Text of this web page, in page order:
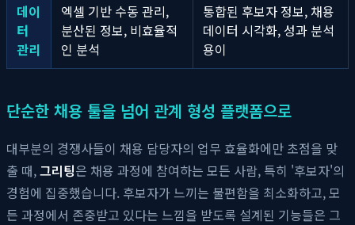
데이
터
관리
엑셀 기반 수동 관리,
분산된 정보, 비효율적
인 분석
통합된 후보자 정보, 채용
데이터 시각화, 성과 분석
용이
단순한 채용 툴을 넘어 관계 형성 플랫폼으로
대부분의 경쟁사들이 채용 담당자의 업무 효율화에만 초점을 맞
출 때,그리팅은 채용 과정에 참여하는 모든 사람, 특히 '후보자'의
경험에 집중했습니다. 후보자가 느끼는 불편함을 최소화하고, 모
든 과정에서 존중받고 있다는 느낌을 받도록 설계된 기능들은 그